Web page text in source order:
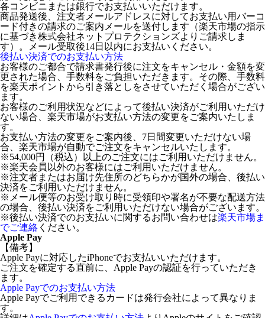
各コンビニまたは銀行でお支払いいただけます。
商品発送後、注文者メールアドレスに対してお支払い用バーコ
ード付きの請求のご案内メールを送付します（楽天市場の指示
に基づき株式会社ネットプロテクションズよりご請求しま
す）。メール受取後14日以内にお支払いください。
後払い決済でのお支払い方法
お客様のご都合で請求書発行後に注文をキャンセル・金額を変
更された場合、手数料をご負担いただきます。その際、手数料
を楽天ポイントから引き落としをさせていただく場合がござい
ます。
お客様のご利用状況などによって後払い決済がご利用いただけ
ない場合、楽天市場がお支払い方法の変更をご案内いたしま
す。
お支払い方法の変更をご案内後、7日間変更いただけない場
合、楽天市場が自動でご注文をキャンセルいたします。
※54,000円（税込）以上のご注文にはご利用いただけません。
※楽天会員以外のお客様にはご利用いただけません。
※注文者またはお届け先住所のどちらかが国外の場合、後払い
決済をご利用いただけません。
※メール便等のお受け取り時に受領印や署名が不要な配送方法
の場合、後払い決済をご利用いただけない場合がございます。
※後払い決済でのお支払いに関するお問い合わせは楽天市場ま
でご連絡 ください。
Apple Pay
【備考】
Apple Payに対応したiPhoneでお支払いいただけます。
ご注文を確定する直前に、Apple Payの認証を行っていただき
ます。
Apple Payでのお支払い方法
Apple Payでご利用できるカードは発行会社によって異なりま
す。